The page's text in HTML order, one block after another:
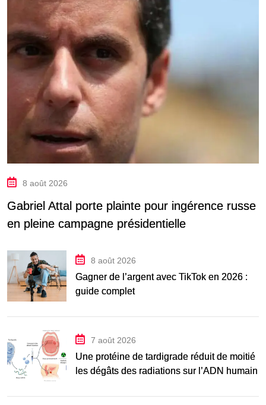
8 août 2026
Gabriel Attal porte plainte pour ingérence russe
en pleine campagne présidentielle
8 août 2026
Gagner de l’argent avec TikTok en 2026 :
guide complet
7 août 2026
Une protéine de tardigrade réduit de moitié
les dégâts des radiations sur l’ADN humain